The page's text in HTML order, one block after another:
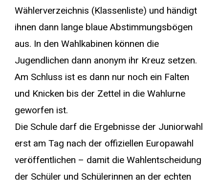
Wählerverzeichnis (Klassenliste) und händigt
ihnen dann lange blaue Abstimmungsbögen
aus. In den Wahlkabinen können die
Jugendlichen dann anonym ihr Kreuz setzen.
Am Schluss ist es dann nur noch ein Falten
und Knicken bis der Zettel in die Wahlurne
geworfen ist.
Die Schule darf die Ergebnisse der Juniorwahl
erst am Tag nach der offiziellen Europawahl
veröffentlichen – damit die Wahlentscheidung
der Schüler und Schülerinnen an der echten